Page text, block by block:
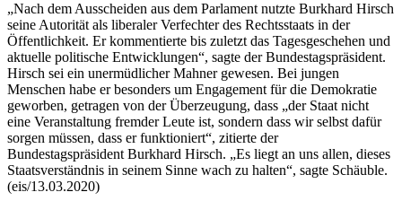
„Nach dem Ausscheiden aus dem Parlament nutzte Burkhard Hirsch
seine Autorität als liberaler Verfechter des Rechtsstaats in der
Öffentlichkeit. Er kommentierte bis zuletzt das Tagesgeschehen und
aktuelle politische Entwicklungen“, sagte der Bundestagspräsident.
Hirsch sei ein unermüdlicher Mahner gewesen. Bei jungen
Menschen habe er besonders um Engagementfür die Demokratie
geworben, getragen von der Überzeugung, dass „der Staat nicht
eine Veranstaltung fremder Leute ist, sondern dass wir selbst dafür
sorgen müssen, dass er funktioniert“, zitierte der
Bundestagspräsident Burkhard Hirsch. „Es liegt an uns allen, dieses
Staatsverständnis in seinem Sinne wach zu halten“, sagte Schäuble.
(eis/13.03.2020)